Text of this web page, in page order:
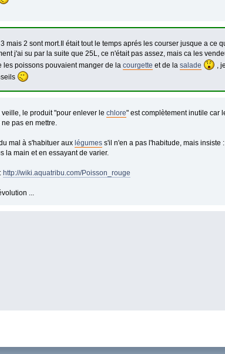
mais 2 sont mort.Il était tout le temps aprés les courser jusque a ce
j'ai su par la suite que 25L, ce n'était pas assez, mais ca les
les poissons pouvaient manger de la courgette et de la salade
,
le produit "pour enlever le chlore" est complètement inutile car
pas en mettre.
mal à s'habituer aux légumess'il n'en a pas l'habitude, mais insiste :
la main et en essayant de varier.
http://wiki.aquatribu.com/Poisson_rouge
...